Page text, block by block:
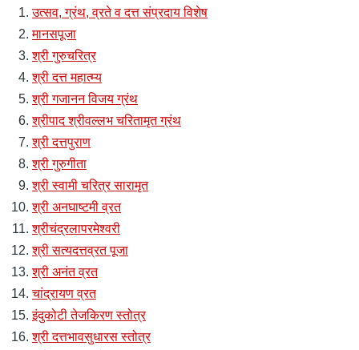
उत्सव, ग्रंथ, व्रते व दत्त संप्रदाय विशेष
मानसपूजा
श्री गुरुचरित्र
श्री दत्त महात्म्य
श्री गजानन विजय ग्रंथ
श्रीपाद श्रीवल्लभ चरितामृत ग्रंथ
श्री दत्तपुराण
श्री गुरुगीता
श्री स्वामी चरित्र सारामृत
श्री अनघाष्टमी व्रत
श्रीचंद्रलापरमेश्वरी
श्री सत्यदत्तव्रत पूजा
श्री अनंत व्रत
चांद्रायण व्रत
इंदुकोटी तेजकिरण स्तोत्र
श्री दत्तभावसुधारस स्तोत्र